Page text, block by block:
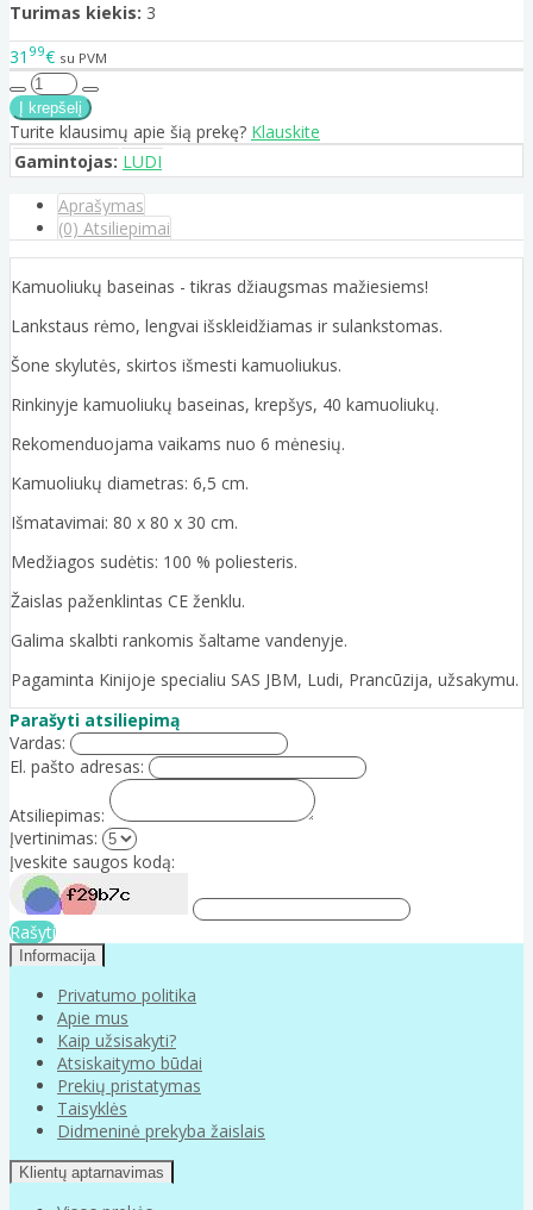
Turimas kiekis: 3
31 99€ su PVM
Turite klausimų apie šią prekę? Klauskite
Gamintojas: LUDI
Aprašymas
(0) Atsiliepimai
Kamuoliukų baseinas - tikras džiaugsmas mažiesiems!
Lankstaus rėmo, lengvai išskleidžiamas ir sulankstomas.
Šone skylutės, skirtos išmesti kamuoliukus.
Rinkinyje kamuoliukų baseinas, krepšys, 40 kamuoliukų.
Rekomenduojama vaikams nuo 6 mėnesių.
Kamuoliukų diametras: 6,5 cm.
Išmatavimai: 80 x 80 x 30 cm.
Medžiagos sudėtis: 100 % poliesteris.
Žaislas paženklintas CE ženklu.
Galima skalbti rankomis šaltame vandenyje.
Pagaminta Kinijoje specialiu SAS JBM, Ludi, Prancūzija, užsakymu.
Parašyti atsiliepimą
Vardas:
El. pašto adresas:
Atsiliepimas:
Įvertinimas:
Įveskite saugos kodą:
Rašyti
Informacija
Privatumo politika
Apie mus
Kaip užsisakyti?
Atsiskaitymo būdai
Prekių pristatymas
Taisyklės
Didmeninė prekyba žaislais
Klientų aptarnavimas